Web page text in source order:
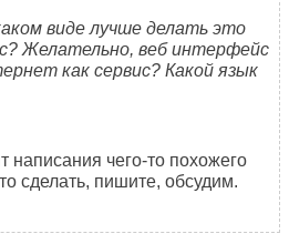
виде лучше делать это
Желательно, веб интерфейс
как сервис? Какой язык
написания чего-то похожего
сделать, пишите, обсудим.